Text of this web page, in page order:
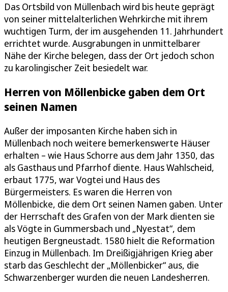
Das Ortsbild von Müllenbach wird bis heute geprägt
von seiner mittelalterlichen Wehrkirche mit ihrem
wuchtigen Turm, der im ausgehenden 11. Jahrhundert
errichtet wurde. Ausgrabungen in unmittelbarer
Nähe der Kirche belegen, dass der Ort jedoch schon
zu karolingischer Zeit besiedelt war.
Herren von Möllenbicke gaben dem Ort
seinen Namen
Außer der imposanten Kirche haben sich in
Müllenbach noch weitere bemerkenswerte Häuser
erhalten – wie Haus Schorre aus dem Jahr 1350, das
als Gasthaus und Pfarrhof diente. Haus Wahlscheid,
erbaut 1775, war Vogtei und Haus des
Bürgermeisters. Es waren die Herren von
Möllenbicke, die dem Ort seinen Namen gaben. Unter
der Herrschaft des Grafen von der Mark dienten sie
als Vögte in Gummersbach und „Nyestat“, dem
heutigen Bergneustadt. 1580 hielt die Reformation
Einzug in Müllenbach. Im Dreißigjährigen Krieg aber
starb das Geschlecht der „Möllenbicker“ aus, die
Schwarzenberger wurden die neuen Landesherren.